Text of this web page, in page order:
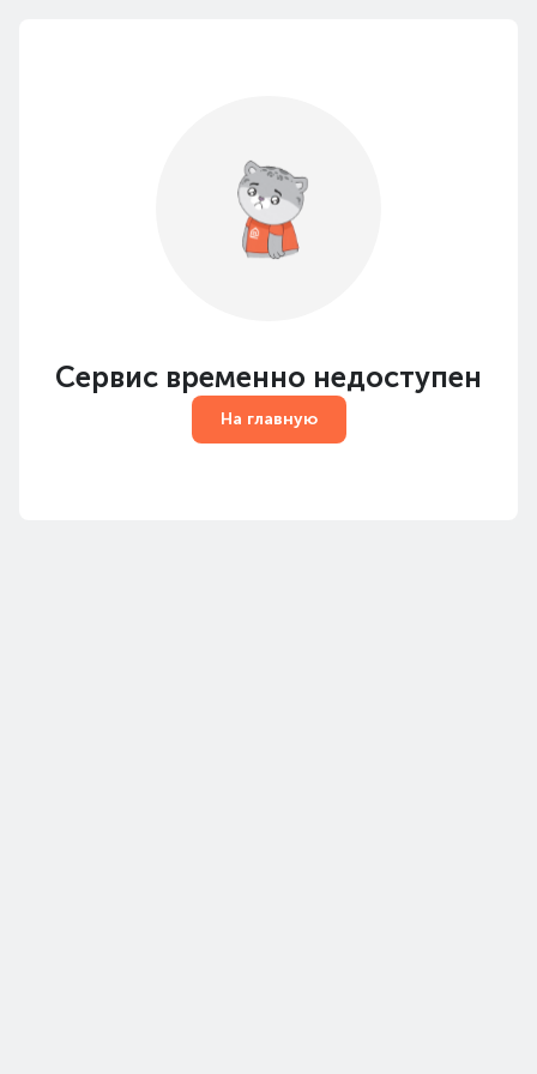
Сервис временно недоступен
На главную